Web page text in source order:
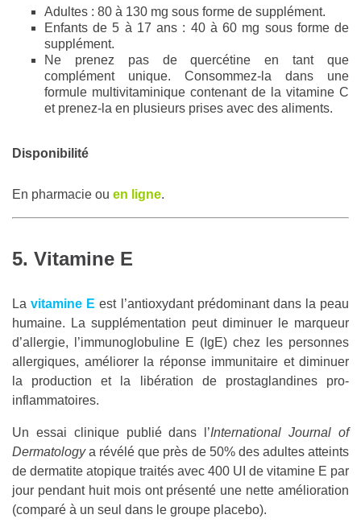
Adultes : 80 à 130 mg sous forme de supplément.
Enfants de 5 à 17 ans : 40 à 60 mg sous forme de
supplément.
Ne prenez pas de quercétine en tant que
complément unique. Consommez-la dans une
formule multivitaminique contenant de la vitamine C
et prenez-la en plusieurs prises avec des aliments.
Disponibilité
En pharmacie ou en ligne.
5. Vitamine E
Lavitamine E est l’antioxydant prédominant dans la peau
humaine. La supplémentation peut diminuer le marqueur
d’allergie, l’immunoglobuline E (IgE) chez les personnes
allergiques, améliorer la réponse immunitaire et diminuer
la production et la libération de prostaglandines pro-
inflammatoires.
Un essai clinique publié dans l’International Journal of
Dermatologya révélé que près de 50% des adultes atteints
de dermatite atopique traités avec 400 UI de vitamine E par
jour pendant huit mois ont présenté une nette amélioration
(comparé à un seul dans le groupe placebo).